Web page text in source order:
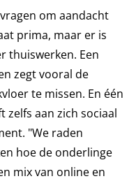
om aandacht
prima, maar er is
thuiswerken. Een
zegt vooral de
te missen. En één
zelfs aan zich sociaal
"We raden
hoe de onderlinge
mix van online en